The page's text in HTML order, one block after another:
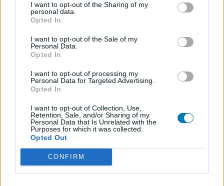
I want to opt-out of the Sharing of my
personal data.
Opted In
I want to opt-out of the Sale of my
Personal Data.
Opted In
I want to opt-out of processing my
Personal Data for Targeted Advertising.
Opted In
I want to opt-out of Collection, Use,
Retention, Sale, and/or Sharing of my
Personal Data that Is Unrelated with the
Purposes for which it was collected.
Opted Out
CONFIRM
Effectiviteit
Vanaf mijn 45e werd ik om de 2 weken ongesteld met veel
pijn en overlast. Daarvoor altijd regelmatig eens in de 28
dagen ongesteld met weinig klachten. Waarschijnlijk
werd nieuwe menstruatie patroon door pre-overgang
veroorzaakt. Sinds Implanon is ingebracht niet meer
ongesteld geworden en nul overgangsklachten. Ben nu
50 jaar en kan het iedereen aanraden!
geef mening